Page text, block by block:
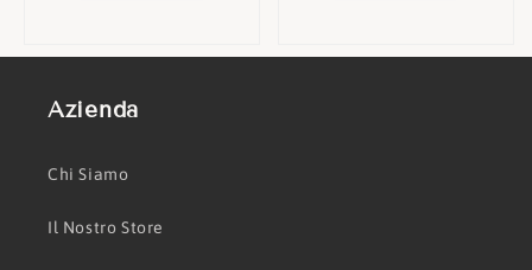
e
Azienda
Chi Siamo
Il Nostro Store